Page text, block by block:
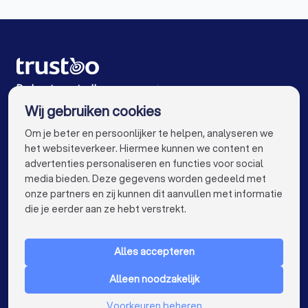
Vertaalbureaus in Vondelingenplaat Rotterdam
Vertaalbureaus in Vlaardingen
Vertaalbureaus in Amsterdam
Vertaalbureaus in Rotterdam
Vertaalbureaus in Den Haag
Vertaalbureaus in Utrecht
Vertaalbureaus in Tilburg
Vertaalbureaus in Groningen
Vertaalbureaus in Almere
Vertaalbureaus in Breda
De beste vertaalbureaus voor jou
VOOR PARTICULIEREN keyboard_arrow_down
Nederland
Wij gebruiken cookies
Om je beter en persoonlijker te helpen, analyseren we
het websiteverkeer. Hiermee kunnen we content en
advertenties personaliseren en functies voor social
media bieden. Deze gegevens worden gedeeld met
onze partners en zij kunnen dit aanvullen met informatie
die je eerder aan ze hebt verstrekt.
Alles accepteren
Alleen noodzakelijk